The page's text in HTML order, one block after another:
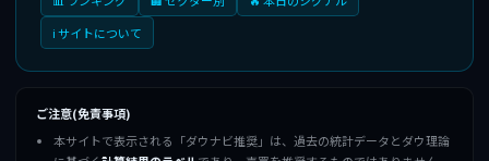
ℹ️ サイトについて
ご注意(免責事項)
本サイトで表示される「ダウナビ推奨」は、過去の統計データとダウ理論